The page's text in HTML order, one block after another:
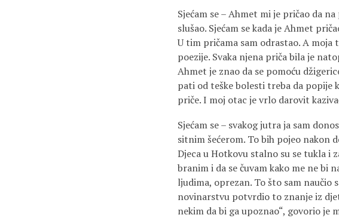
Sjećam se – Ahmet mi je pričao da
slušao. Sjećam se kada je Ahmet
U tim pričama sam odrastao. A
poezije. Svaka njena priča bila je
Ahmet je znao da se pomoću
pati od teške bolesti treba da popije
priče. I moj otac je vrlo darovit
Sjećam se – svakog jutra ja sam
sitnim šećerom. To bih pojeo nakon
Djeca u Hotkovu stalno su se tukla i
branim i da se čuvam kako me ne bi
ljudima, oprezan. To što sam naučio
novinarstvu potvrdio to znanje iz
nekim da bi ga upoznao“, govorio je